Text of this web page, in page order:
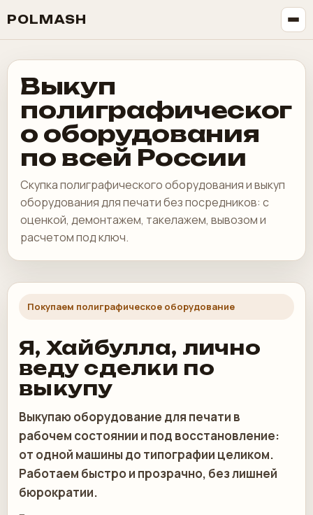
POLMASH
Выкуп
полиграфическог
о оборудования
по всей России
Скупка полиграфического оборудования и выкуп
оборудования для печати без посредников: с
оценкой, демонтажем, такелажем, вывозом и
расчетом под ключ.
Покупаем полиграфическое оборудование
Я, Хайбулла, лично
веду сделки по
выкупу
Выкупаю оборудование для печати в
рабочем состоянии и под восстановление:
от одной машины до типографии целиком.
Работаем быстро и прозрачно, без лишней
бюрократии.